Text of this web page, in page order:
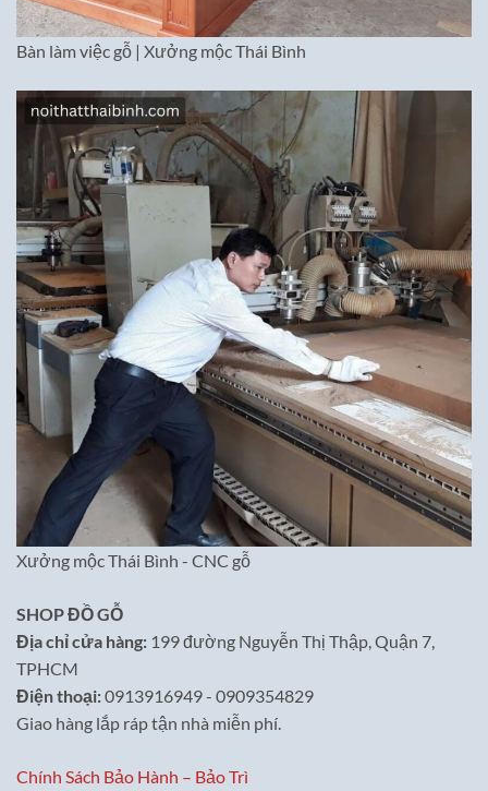
Bàn làm việc gỗ | Xưởng mộc Thái Bình
Xưởng mộc Thái Bình - CNC gỗ
SHOP ĐỒ GỖ
Địa chỉ cửa hàng: 199 đường Nguyễn Thị Thập, Quận 7,
TPHCM
Điện thoại:0913916949 - 0909354829
Giao hàng lắp ráp tận nhà miễn phí.
Chính Sách Bảo Hành – Bảo Trì